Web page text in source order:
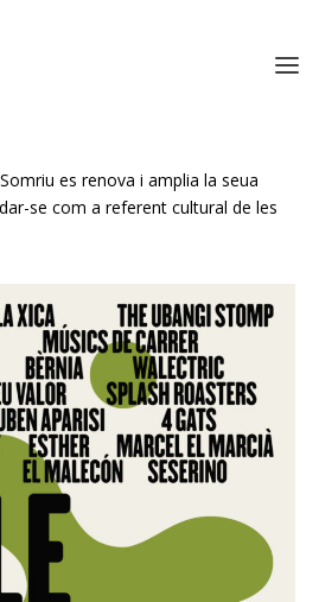
es renova i amplia la seua
se com a referent cultural de les